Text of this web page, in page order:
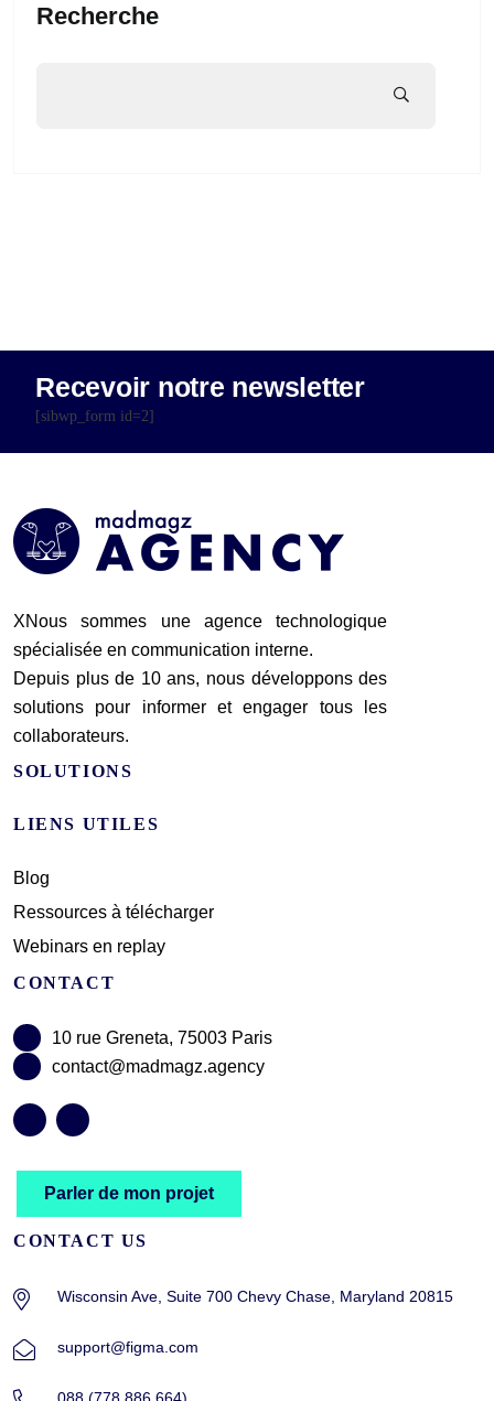
Recherche
Recevoir notre newsletter
[sibwp_form id=2]
XNous sommes une agence technologique
spécialisée en communication interne.
Depuis plus de 10 ans, nous développons des
solutions pour informer et engager tous les
collaborateurs.
SOLUTIONS
LIENS UTILES
Blog
Ressources à télécharger
Webinars en replay
CONTACT
10 rue Greneta, 75003 Paris
contact@madmagz.agency
Parler de mon projet
CONTACT US
Wisconsin Ave, Suite 700 Chevy Chase, Maryland 20815
support@figma.com
088 (778 886 664)